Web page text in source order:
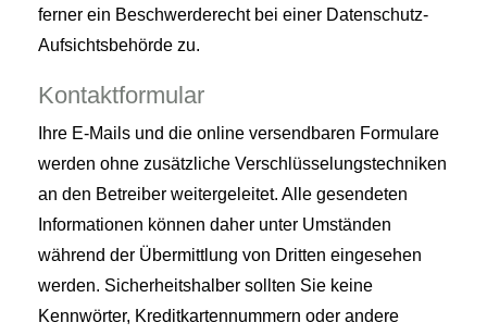
ferner ein Beschwerderecht bei einer Datenschutz-
Aufsichtsbehörde zu.
Kontaktformular
Ihre E-Mails und die online versendbaren Formulare
werden ohne zusätzliche Verschlüsselungstechniken
an den Betreiber weitergeleitet. Alle gesendeten
Informationen können daher unter Umständen
während der Übermittlung von Dritten eingesehen
werden. Sicherheitshalber sollten Sie keine
Kennwörter, Kreditkartennummern oder andere